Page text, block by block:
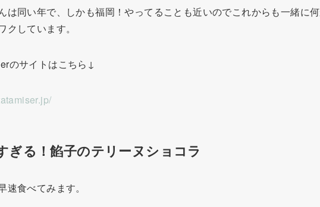
は同い年で、しかも福岡！やってることも近いのでこれからも一緒に
クしています。
のサイトはこちら↓
ぎる！餡子のテリーヌショコラ
速食べてみます。